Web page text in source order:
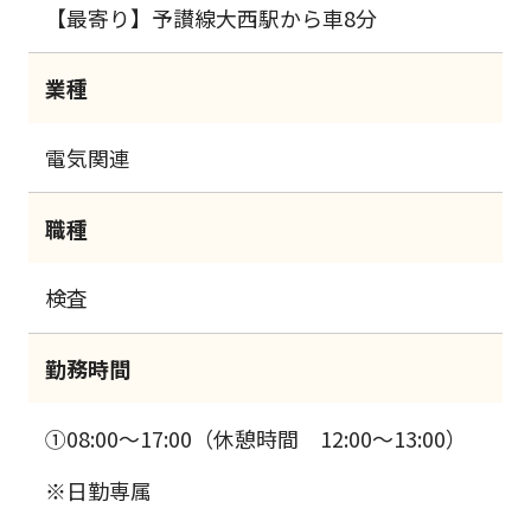
【最寄り】予讃線大西駅から車8分
業種
電気関連
職種
検査
勤務時間
①08:00～17:00（休憩時間 12:00～13:00）
※日勤専属